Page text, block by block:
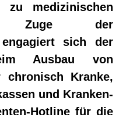
zu medizinischen
Zuge der
engagiert sich der
Ausbau von
chronisch Kranke,
und Kranken­
Hotline für die